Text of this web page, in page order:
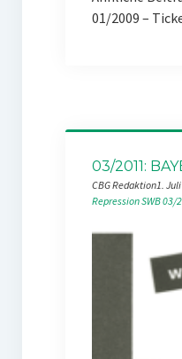
01/2009 –
03/2011:
CBG Redaktion1.
RepressionSWB 03/